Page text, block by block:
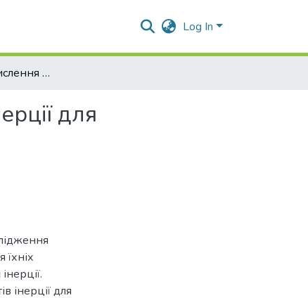
Log In
Наближене обчислення центрів ваги та моментів інерції для неоднорідних тіл складної форми
для
інерції для